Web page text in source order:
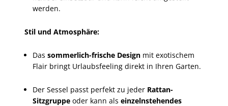
werden.
Stil und Atmosphäre:
Das sommerlich-frische Design mit exotischem
Flair bringt Urlaubsfeeling direkt in Ihren Garten.
Der Sessel passt perfekt zu jeder Rattan-
Sitzgruppe oder kann als einzelnstehendes